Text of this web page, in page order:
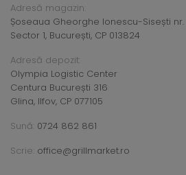
Adresă magazin:
Șoseaua Gheorghe Ionescu-Sisești
Sector 1, București, CP 013824
Adresă depozit:
Olympia Logistic Center
Centura București 316
Glina, Ilfov, CP 077105
Sună: 0724 862 861
Scrie: office@grillmarket.ro